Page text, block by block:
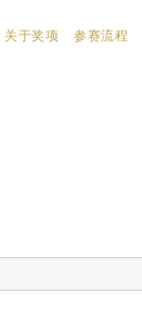
关于奖项 参赛流程